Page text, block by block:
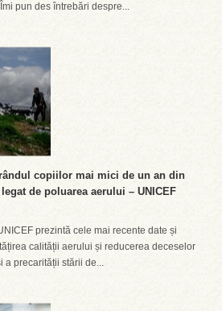
pun des întrebări despre...
copiilor mai mici de un an din
de poluarea aerului – UNICEF
prezintă cele mai recente date și
calității aerului și reducerea deceselor
a precarității stării de...